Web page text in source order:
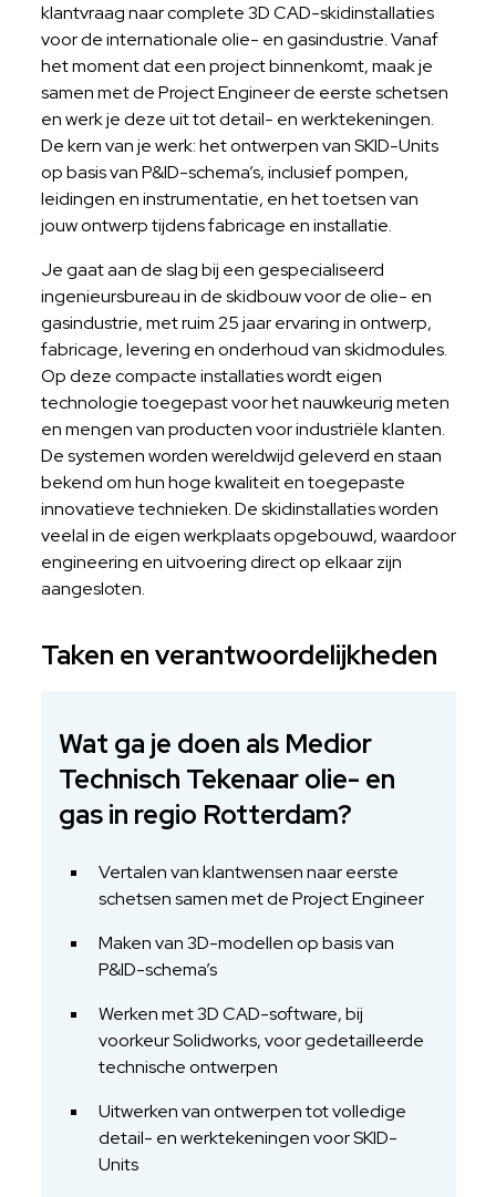
klantvraag naar complete 3D CAD-skidinstallaties
voor de internationale olie- en gasindustrie. Vanaf
het moment dat een project binnenkomt, maak je
samen met de Project Engineer de eerste schetsen
en werk je deze uit tot detail- en werktekeningen.
De kern van je werk: het ontwerpen van SKID-Units
op basis van P&ID-schema’s, inclusief pompen,
leidingen en instrumentatie, en het toetsen van
jouw ontwerp tijdens fabricage en installatie.
Je gaat aan de slag bij een gespecialiseerd
ingenieursbureau in de skidbouw voor de olie- en
gasindustrie, met ruim 25 jaar ervaring in ontwerp,
fabricage, levering en onderhoud van skidmodules.
Op deze compacte installaties wordt eigen
technologie toegepast voor het nauwkeurig meten
en mengen van producten voor industriële klanten.
De systemen worden wereldwijd geleverd en staan
bekend om hun hoge kwaliteit en toegepaste
innovatieve technieken. De skidinstallaties worden
veelal in de eigen werkplaats opgebouwd, waardoor
engineering en uitvoering direct op elkaar zijn
aangesloten.
Taken en verantwoordelijkheden
Wat ga je doen als Medior
Technisch Tekenaar olie- en
gas in regio Rotterdam?
Vertalen van klantwensen naar eerste
schetsen samen met de Project Engineer
Maken van 3D-modellen op basis van
P&ID-schema’s
Werken met 3D CAD-software, bij
voorkeur Solidworks, voor gedetailleerde
technische ontwerpen
Uitwerken van ontwerpen tot volledige
detail- en werktekeningen voor SKID-
Units